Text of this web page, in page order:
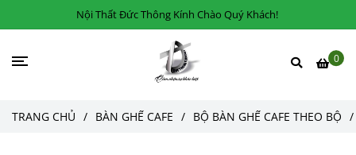
Nội Thất Đức Thông Kính Chào Quý Khách!
0
TRANG CHỦ / BÀN GHẾ CAFE / BỘ BÀN GHẾ CAFE THEO BỘ /